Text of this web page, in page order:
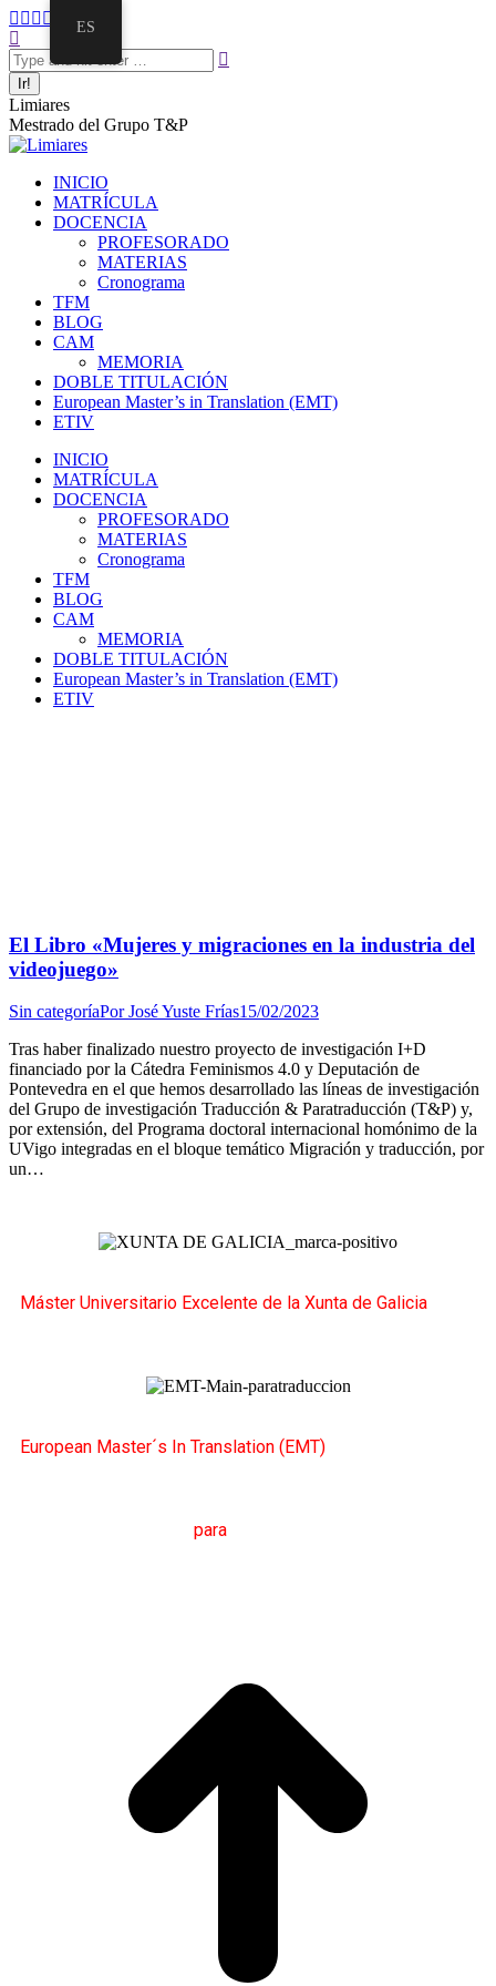
Limiares
Mestrado del Grupo T&P
INICIO
MATRÍCULA
DOCENCIA
PROFESORADO
MATERIAS
Cronograma
TFM
BLOG
CAM
MEMORIA
DOBLE TITULACIÓN
European Master’s in Translation (EMT)
ETIV
INICIO
MATRÍCULA
DOCENCIA
PROFESORADO
MATERIAS
Cronograma
TFM
BLOG
CAM
MEMORIA
DOBLE TITULACIÓN
European Master’s in Translation (EMT)
ETIV
El Libro «Mujeres y migraciones en la industria del
videojuego»
Sin categoríaPorJosé Yuste Frías15/02/2023
Tras haber finalizado nuestro proyecto de investigación I+D
financiado por la Cátedra Feminismos 4.0 y Deputación de
Pontevedra en el que hemos desarrollado las líneas de investigación
del Grupo de investigación Traducción & Paratraducción (T&P) y,
por extensión, del Programa doctoral internacional homónimo de la
UVigo integradas en el bloque temático Migración y traducción, por
un…
Máster Universitario Excelente de la Xunta de Galicia
European Master´s In Translation (EMT)
para
ES